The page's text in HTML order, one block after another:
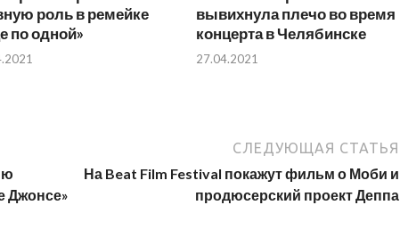
роль в ремейке
по одной»
вывихнула плечо во время
концерта в Челябинске
27.04.2021
Джонсе»
СЛЕДУЮЩАЯ СТАТЬЯ
На Beat Film Festival покажут фильм о Моби и
продюсерский проект Деппа